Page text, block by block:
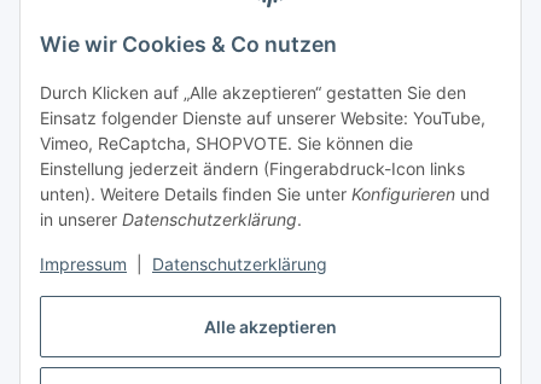
Alle akzeptieren
Wie wir Cookies & Co nutzen
Durch Klicken auf „Alle akzeptieren“ gestatten Sie den
Einsatz folgender Dienste auf unserer Website: YouTube,
Vimeo, ReCaptcha, SHOPVOTE. Sie können die
Einstellung jederzeit ändern (Fingerabdruck-Icon links
unten). Weitere Details finden Sie unter Konfigurieren und
in unserer Datenschutzerklärung.
Impressum Datenschutzerklärung